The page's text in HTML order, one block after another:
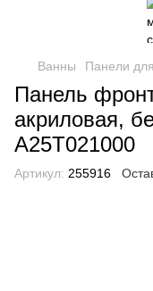
Ванны Панели
Панель
акриловая,
A25T021000
Артикул: 255916